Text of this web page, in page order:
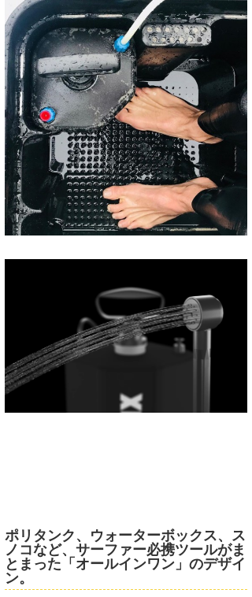
ポリタンク、ウォーターボックス、ス
ノコなど、サーファー必携ツールがま
とまった「オールインワン」のデザイ
ン。
Mr.K
chappy
Romisea